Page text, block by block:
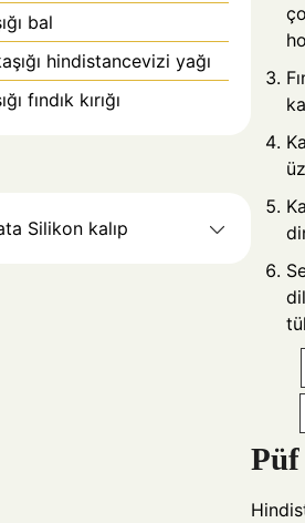
bal
hindistancevizi yağı
fındık kırığı
Silikon kalıp
Püf